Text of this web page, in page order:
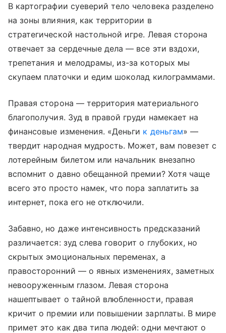
В картографии суеверий тело человека разделено
на зоны влияния, как территории в
стратегической настольной игре. Левая сторона
отвечает за сердечные дела — все эти вздохи,
трепетания и мелодрамы, из-за которых мы
скупаем платочки и едим шоколад килограммами.
Правая сторона — территория материального
благополучия. Зуд в правой груди намекает на
финансовые изменения. «Деньги к деньгам» —
твердит народная мудрость. Может, вам повезет с
лотерейным билетом или начальник внезапно
вспомнит о давно обещанной премии? Хотя чаще
всего это просто намек, что пора заплатить за
интернет, пока его не отключили.
Забавно, но даже интенсивность предсказаний
различается: зуд слева говорит о глубоких, но
скрытых эмоциональных переменах, а
правосторонний — о явных изменениях, заметных
невооруженным глазом. Левая сторона
нашептывает о тайной влюбленности, правая
кричит о премии или повышении зарплаты. В мире
примет это как два типа людей: одни мечтают о